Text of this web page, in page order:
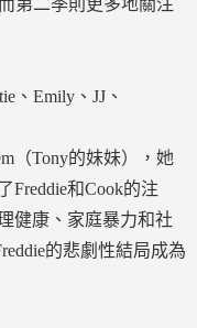
第二季則更多地關注
、Emily、JJ、
（Tony的妹妹），她
Freddie和Cook的注
健康、家庭暴力和社
的悲劇性結局成為